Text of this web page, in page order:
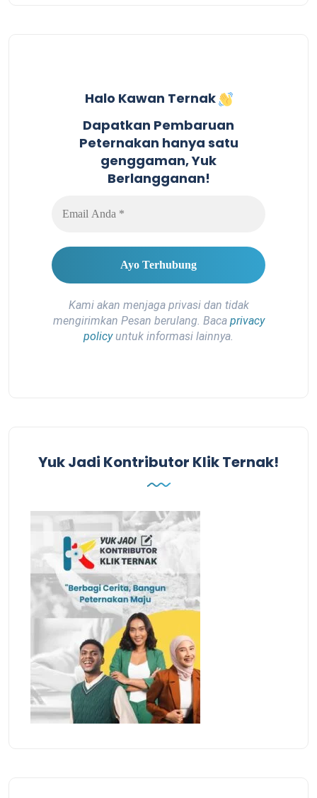
Halo Kawan Ternak
Dapatkan Pembaruan
Peternakan hanya satu
genggaman, Yuk
Berlangganan!
Kami akan menjaga privasi dan tidak
mengirimkan Pesan berulang. Baca privacy
policyuntuk informasi lainnya.
Yuk Jadi Kontributor Klik Ternak!